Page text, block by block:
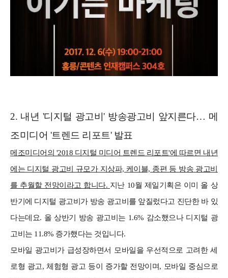
2. 내년 '디지털 광고비' 방송광고비 앞지른다… 메
조미디어 '트렌드 리포트' 발표
메조미디어의 '2018 디지털 미디어 트렌드 리포트'에 따르면 내년
에는 디지털 광고비 규모가 지상파, 케이블, 종편 등 방송 광고비
를 추월할 전망이라고 합니다. 지난 10월 제일기획은 이미 올 상
반기에 디지털 광고비가 방송 광고비를 앞질렀다고 진단한 바 있
다는데요. 올 상반기 방송 광고비는 1.6% 감소했으나 디지털 광
고비는 11.8% 증가했다는 것입니다.
모바일 광고비가 급성장하면서 모바일을 우선적으로 고려한 세
로형 광고, 체험형 광고 등이 증가할 전망이며, 모바일 중심으로